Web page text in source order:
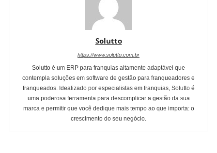
Solutto
https://www.solutto.com.br
Solutto é um ERP para franquias altamente adaptável que
contempla soluções em software de gestão para franqueadores e
franqueados. Idealizado por especialistas em franquias, Solutto é
uma poderosa ferramenta para descomplicar a gestão da sua
marca e permitir que você dedique mais tempo ao que importa: o
crescimento do seu negócio.